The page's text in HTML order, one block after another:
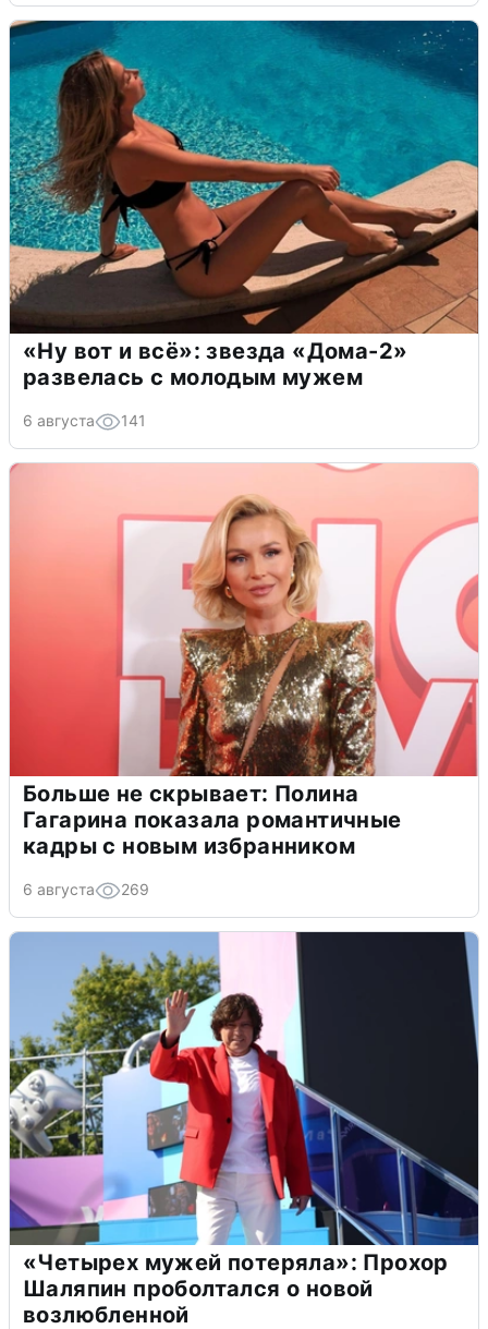
«Ну вот и всё»: звезда «Дома-2»
развелась с молодым мужем
6 августа 141
Больше не скрывает: Полина
Гагарина показала романтичные
кадры с новым избранником
6 августа 269
«Четырех мужей потеряла»: Прохор
Шаляпин проболтался о новой
возлюбленной